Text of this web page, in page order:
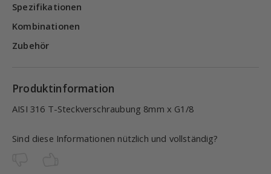
Spezifikationen
Kombinationen
Zubehör
Produktinformation
AISI 316 T-Steckverschraubung 8mm x G1/8
Sind diese Informationen nützlich und vollständig?